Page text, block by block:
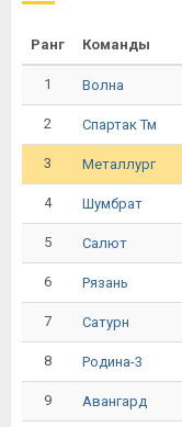
Ранг Команды
1 Волна
2 Спартак Тм
3 Металлург
4 Шумбрат
5 Салют
6 Рязань
7 Сатурн
8 Родина-3
9 Авангард